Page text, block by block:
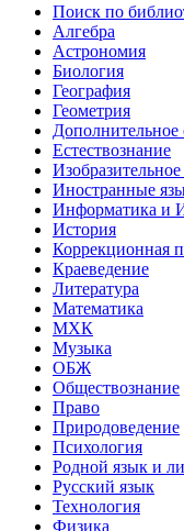
Поиск по
Алгебра
Астрономия
Биология
География
Геометрия
Дополнительное
Естествознание
Иностранные
Информатика и
История
Коррекционная
Краеведение
Литература
Математика
МХК
Музыка
ОБЖ
Обществознание
Право
Природоведение
Психология
Родной язык и
Русский язык
Технология
Физика